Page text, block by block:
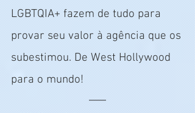
LGBTQIA+ fazem de tudo para
provar seu valor à agência que os
subestimou. De West Hollywood
para o mundo!